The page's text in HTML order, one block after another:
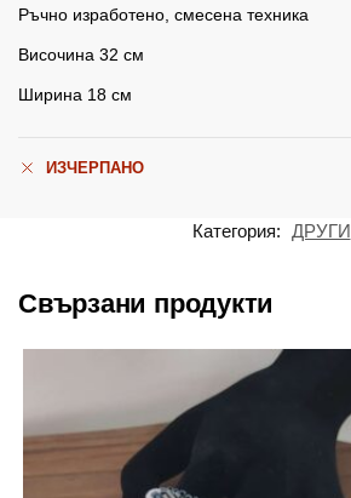
Ръчно изработено, смесена техника
Височина 32 см
Ширина 18 см
ИЗЧЕРПАНО
Категория: ДРУГИ
Свързани продукти